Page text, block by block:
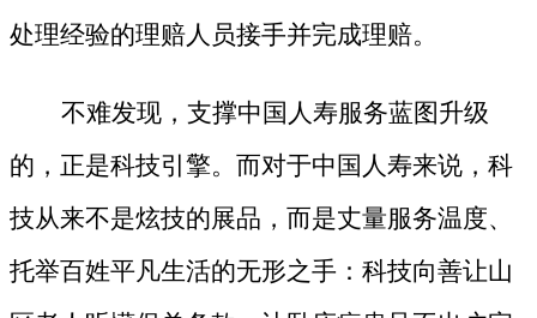
处理经验的理赔人员接手并完成理赔。
不难发现，支撑中国人寿服务蓝图升级
的，正是科技引擎。而对于中国人寿来说，科
技从来不是炫技的展品，而是丈量服务温度、
托举百姓平凡生活的无形之手：科技向善让山